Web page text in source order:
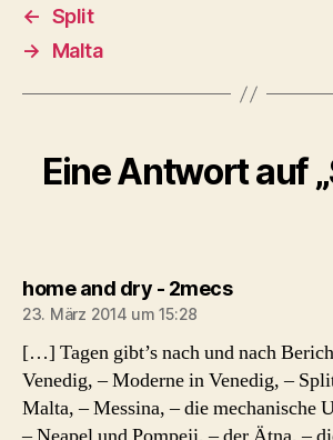
← Split
→
Malta
Eine Antwort auf
home and dry - 2mecssagt:
23. März 2014 um 15:28
[…] Tagen gibt’s nach und nach
Venedig, – Moderne in Venedig, –
Malta, – Messina, – die mechanische